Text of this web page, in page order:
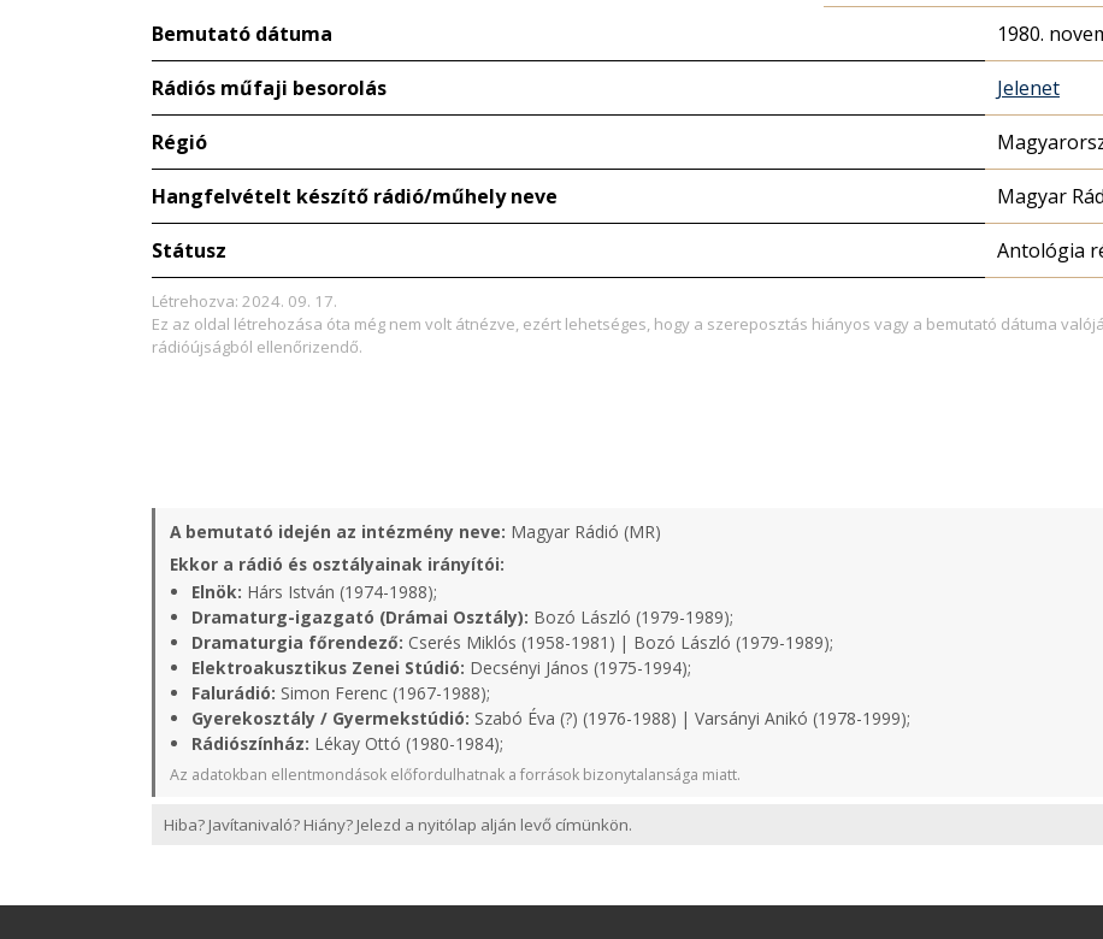
Bemutató dátuma 1980.
Rádiós műfaji besorolás Jelenet
Régió
Hangfelvételt készítő rádió/műhely neve Magyar
Státusz Antológia
Létrehozva: 2024. 09. 17.
Ez az oldal létrehozása óta még nem volt átnézve, ezért lehetséges, hogy a szereposztás hiányos vagy a bemutató dátuma
rádióújságból ellenőrizendő.
A bemutató idején az intézmény neve: Magyar Rádió (MR)
Ekkor a rádió és osztályainak irányítói:
Elnök: Hárs István (1974-1988);
Dramaturg-igazgató (Drámai Osztály): Bozó László (1979-1989);
Dramaturgia főrendező: Cserés Miklós (1958-1981) | Bozó László (1979-1989);
Elektroakusztikus Zenei Stúdió: Decsényi János (1975-1994);
Falurádió: Simon Ferenc (1967-1988);
Gyerekosztály / Gyermekstúdió: Szabó Éva (?) (1976-1988) | Varsányi Anikó (1978-1999);
Rádiószínház: Lékay Ottó (1980-1984);
Az adatokban ellentmondások előfordulhatnak a források bizonytalansága miatt.
Hiba? Javítanivaló? Hiány? Jelezd a nyitólap alján levő címünkön.